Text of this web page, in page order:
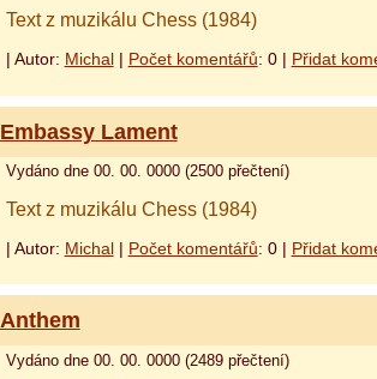
Text z muzikálu Chess (1984)
| Autor: Michal| Počet komentářů: 0 | Přidat
Embassy Lament
Vydáno dne 00. 00. 0000 (2500 přečtení)
Text z muzikálu Chess (1984)
| Autor: Michal| Počet komentářů: 0 | Přidat
Anthem
Vydáno dne 00. 00. 0000 (2489 přečtení)